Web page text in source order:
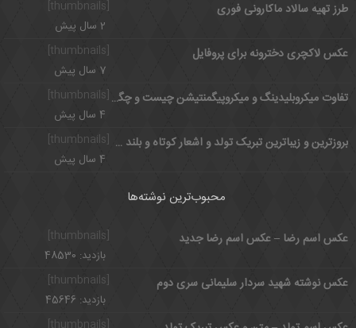
طرز تهیه سالاد ماکارونی فوری
2 سال پیش
[thumbnails]
عکس لاکچری دخترونه برای پروفایل
7 سال پیش
تفاوت میکروبلیدینگ و میکروپیگمنتیشن چیست و چگونه انجام می شود؟
4 سال پیش
بروزترین و زیباترین تبریک تولد و اشعار کوتاه و بلند عاشقانه و ادبی
4 سال پیش
محبوب‌ترین نوشته‌ها
عکس اسم رضا – عکس اسم رضا جدید
بازدید: 48530
[thumbnails]
عکس نوشته شهید سردار سلیمانی سری دوم
بازدید: 45646